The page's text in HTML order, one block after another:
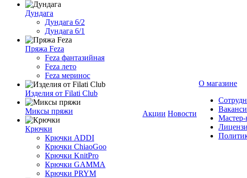
Дундага
Дундага 6/2
Дундага 6/1
Пряжа Feza
Feza фантазийная
Feza лето
Feza меринос
Изделия от Filati Club
Миксы пряжи
Крючки
Крючки ADDI
Крючки ChiaoGoo
Крючки KnitPro
Крючки GAMMA
Крючки PRYM
Акции Новости
О магазине
Мастер-